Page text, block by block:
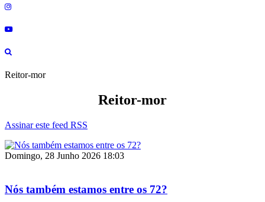
Reitor-mor
Reitor-mor
Assinar este feed RSS
Domingo, 28 Junho 2026 18:03
Nós também estamos entre os 72?